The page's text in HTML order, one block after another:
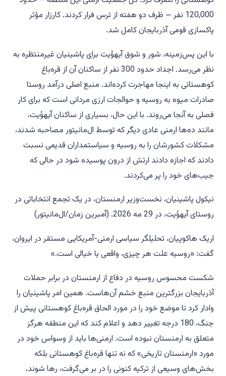
120,000 نفر — ظرف دو هفته از ترس فرار کردند. کارزار مؤثر
پاکسازی قومی آذربایجان کامل شد.
با این پس‌زمینه، شور و شوق آیهوُیت برای پاشینیان غیرمنتظره به
نظر می‌رسد. اجداد حدود 300 نفر از ساکنان آن از قره‌باغ
کوهستانی به اینجا مهاجرت کرده‌اند. منبع اصلی درآمد روستا
صادرات میوه به روسیه و حوالجات ارزی مردانی است که برای کار
فصلی به آنجا می‌روند. با این حال، بسیاری از ساکنان آیهوُیت،
مانند ده‌ها ارمنی عادی دیگر که توسط ال‌مانیتور مصاحبه شدند،
مشکلات کشورشان را به روسیه و سیاستمداران قدیمی نسبت
دادند که اجازه دادند ارتش از درون پوسیده شود در حالی که
جیب‌های خود را پر می‌کردند.
نیکول پاشینیان، نخست‌وزیر ارمنستان، در یک تجمع انتخاباتی در
روستای آیهوُیت، در 29 مه 2026. (آمبرین زمان/ال‌مانیتور)
اریک هاکوپیان، تحلیلگر سیاسی ارمنی-آمریکایی مستقر در ایروان،
گفت: «روسیه علت هر چیزی، واقعی یا خیالی است.»
شکست محسوس روسیه در دفاع از ارمنستان در برابر حملات
آذربایجان بزرگترین منبع خشم آن‌هاست. همین امر پاشینیان را
وادار کرد تا موضع خود را در مورد الحاق قره‌باغ کوهستانی پیش از
جنگ، 180 درجه تغییر دهد و اعلام کند که این منطقه هرگز
متعلق به ارمنستان نبوده است. ارمنی‌ها باید از وسواس خود در
مورد «ارمنستان تاریخی» که نه تنها قره‌باغ کوهستانی بلکه
بخش‌های وسیعی از ترکیه کنونی را در بر می‌گرفت، رها شوند،